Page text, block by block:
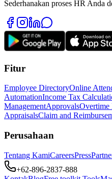
Sederhanakan proses HR Anda
Fitur
Employee DirectoryOnline
AutomationIncome Tax
ManagementApprovalsOvertime
AppraisalsClaim and
Perusahaan
Tentang KamiCareersPress
+62-896-2837-888